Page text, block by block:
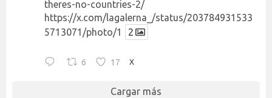
theres-no-countries-2/
https://x.com/lagalerna_/status/203784931533
5713071/photo/1
2
6 17 X
Cargar más